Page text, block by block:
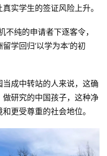
实学生的签证风险上升。
不纯的申请者下逐客令，
学回归‘以学为本’的初
成中转站的人来说，这确
研究的中国孩子，这种净
更受尊重的社会地位。